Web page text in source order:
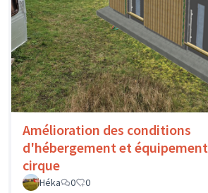
Amélioration des conditions
d'hébergement et équipement
cirque
Héka 0 0